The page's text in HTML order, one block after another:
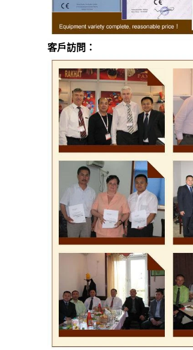
克力半成品，將巧克力融化後轉移到保溫罐
用。將花生倒入拋光機中，透過漿料系統倒
噴灑到巧克力漿中，在塗覆過程中需要間歇更
熱風和冷風。將巧克力塊包裹在花生表面。
完成後，需靜置24小時後倒入拋光機上色、亮
油拋光。
客戶訪問：